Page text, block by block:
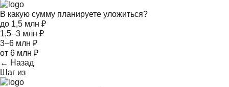
В какую сумму планируете уложиться?
до 1,5 млн ₽
1,5–3 млн ₽
3–6 млн ₽
от 6 млн ₽
← Назад
Шаг из